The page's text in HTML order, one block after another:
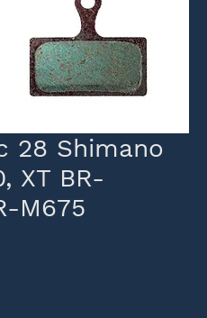
28 Shimano
XT BR-
M675